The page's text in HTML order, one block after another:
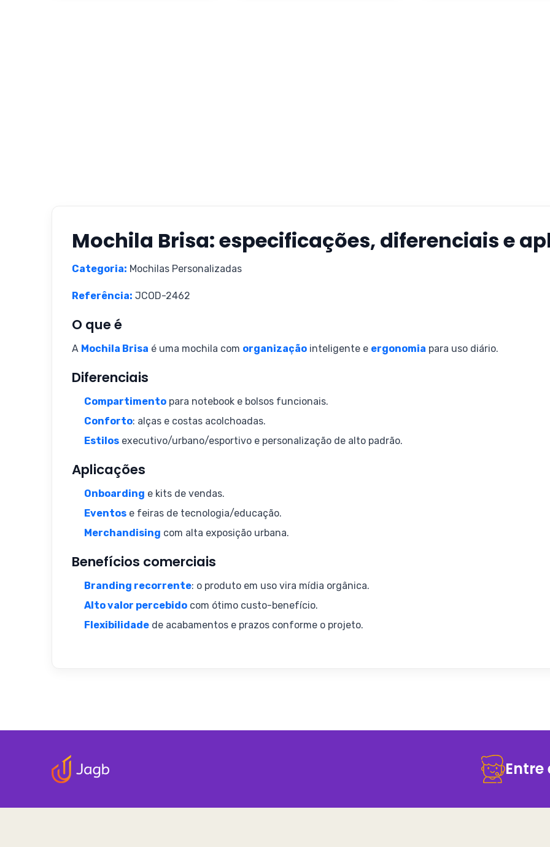
Mochila Brisa: especificações, diferenciais e
Categoria: Mochilas Personalizadas
Referência: JCOD-2462
O que é
A Mochila Brisa é uma mochila com organização inteligente e ergonomia para uso diário.
Diferenciais
Compartimento para notebook e bolsos funcionais.
Conforto: alças e costas acolchoadas.
Estilos executivo/urbano/esportivo e personalização de alto padrão.
Aplicações
Onboarding e kits de vendas.
Eventos e feiras de tecnologia/educação.
Merchandising com alta exposição urbana.
Benefícios comerciais
Branding recorrente: o produto em uso vira mídia orgânica.
Alto valor percebido com ótimo custo-benefício.
Flexibilidade de acabamentos e prazos conforme o projeto.